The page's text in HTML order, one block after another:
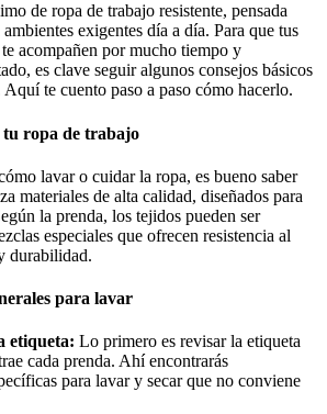
de ropa de trabajo resistente, pensada
exigentes día a día. Para que tus
acompañen por mucho tiempo y
es clave seguir algunos consejos básicos
te cuento paso a paso cómo hacerlo.
tu ropa de trabajo
lavar o cuidar la ropa, es bueno saber
materiales de alta calidad, diseñados para
la prenda, los tejidos pueden ser
especiales que ofrecen resistencia al
durabilidad.
para lavar
etiqueta: Lo primero es revisar la etiqueta
cada prenda. Ahí encontrarás
para lavar y secar que no conviene